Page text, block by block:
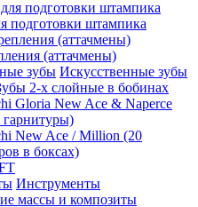
подготовки штампика
(аттачмены)
Искусственные зубы
2-х слойные в бобинах
Gloria New Ace & Naperce
New Ace / Million (20
в боксах)
Инструменты